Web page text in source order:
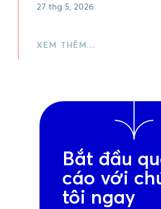
27 thg 5, 2026
XEM THÊM…
Bắt đầu
cáo với
tôi ngay